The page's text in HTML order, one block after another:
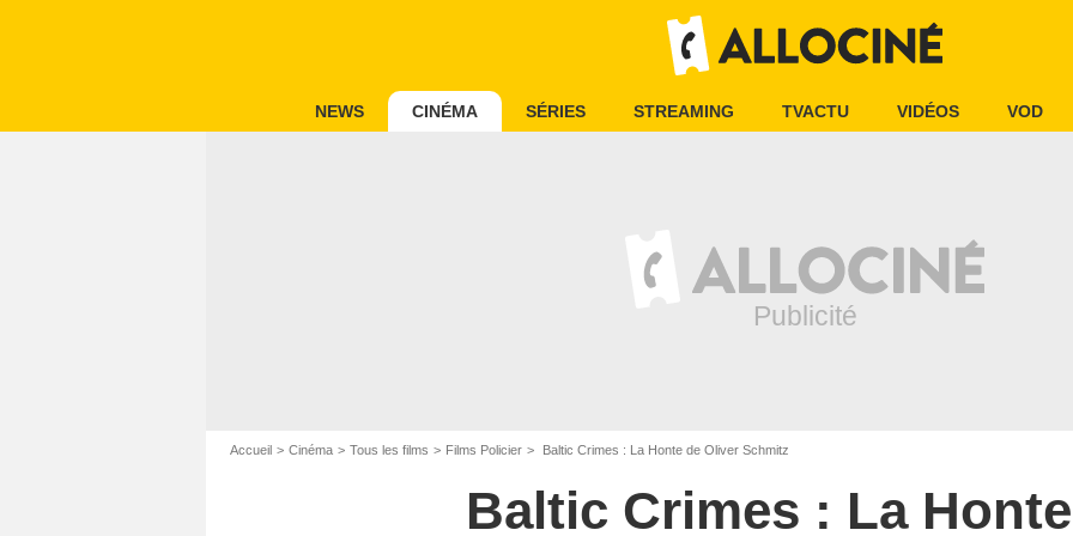
NEWS CINÉMA SÉRIES STREAMING TVACTU VIDÉOS VOD
Accueil Cinéma Tous les films Films Policier Baltic Crimes : La Honte de Oliver Schmitz
Baltic Crimes : La Honte